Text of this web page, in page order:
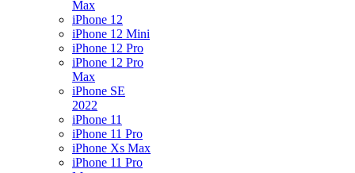
Max
iPhone 12
iPhone 12 Mini
iPhone 12 Pro
iPhone 12 Pro
Max
iPhone SE
2022
iPhone 11
iPhone 11 Pro
iPhone Xs Max
iPhone 11 Pro